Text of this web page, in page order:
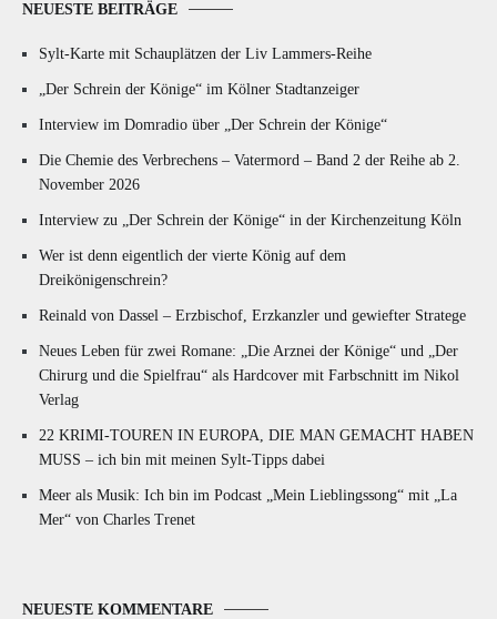
NEUESTE BEITRÄGE
Sylt-Karte mit Schauplätzen der Liv Lammers-Reihe
„Der Schrein der Könige“ im Kölner Stadtanzeiger
Interview im Domradio über „Der Schrein der Könige“
Die Chemie des Verbrechens – Vatermord – Band 2 der Reihe ab 2.
November 2026
Interview zu „Der Schrein der Könige“ in der Kirchenzeitung Köln
Wer ist denn eigentlich der vierte König auf dem
Dreikönigenschrein?
Reinald von Dassel – Erzbischof, Erzkanzler und gewiefter Stratege
Neues Leben für zwei Romane: „Die Arznei der Könige“ und „Der
Chirurg und die Spielfrau“ als Hardcover mit Farbschnitt im Nikol
Verlag
22 KRIMI-TOUREN IN EUROPA, DIE MAN GEMACHT HABEN
MUSS – ich bin mit meinen Sylt-Tipps dabei
Meer als Musik: Ich bin im Podcast „Mein Lieblingssong“ mit „La
Mer“ von Charles Trenet
NEUESTE KOMMENTARE